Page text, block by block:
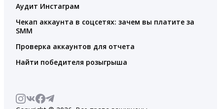
Аудит Инстаграм
Чекап аккаунта в соцсетях: зачем вы платите за
SMM
Проверка аккаунтов для отчета
Найти победителя розыгрыша